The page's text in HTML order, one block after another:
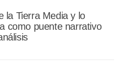
la Tierra Media y lo
como puente narrativo